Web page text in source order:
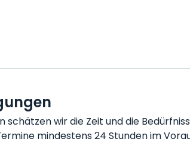
schätzen wir die Zeit und die
mindestens 24 Stunden im